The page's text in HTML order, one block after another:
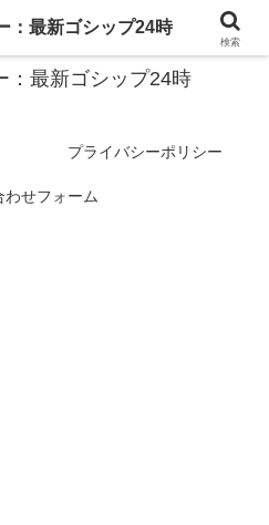
！話題のゴシップがここに集結
：最新ゴシップ24時
プライバシーポリシー
わせフォーム
：最新ゴシップ24時
検索